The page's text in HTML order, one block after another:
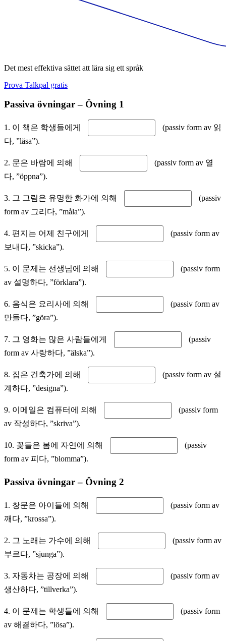
Det mest effektiva sättet att lära sig ett språk
Prova Talkpal gratis
Passiva övningar – Övning 1
1. 이 책은 학생들에게
(passiv form av 읽
다, ”läsa”).
2. 문은 바람에 의해
(passiv form av 열
다, ”öppna”).
3. 그 그림은 유명한 화가에 의해
(passiv
form av 그리다, ”måla”).
4. 편지는 어제 친구에게
(passiv form av
보내다, ”skicka”).
5. 이 문제는 선생님에 의해
(passiv form
av 설명하다, ”förklara”).
6. 음식은 요리사에 의해
(passiv form av
만들다, ”göra”).
7. 그 영화는 많은 사람들에게
(passiv
form av 사랑하다, ”älska”).
8. 집은 건축가에 의해
(passiv form av 설
계하다, ”designa”).
9. 이메일은 컴퓨터에 의해
(passiv form
av 작성하다, ”skriva”).
10. 꽃들은 봄에 자연에 의해
(passiv
form av 피다, ”blomma”).
Passiva övningar – Övning 2
1. 창문은 아이들에 의해
(passiv form av
깨다, ”krossa”).
2. 그 노래는 가수에 의해
(passiv form av
부르다, ”sjunga”).
3. 자동차는 공장에 의해
(passiv form av
생산하다, ”tillverka”).
4. 이 문제는 학생들에 의해
(passiv form
av 해결하다, ”lösa”).